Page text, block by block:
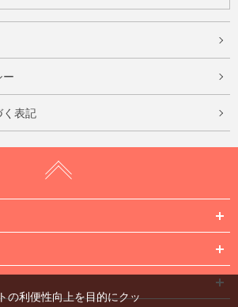
ー
く表記
の利便性向上を目的にクッ